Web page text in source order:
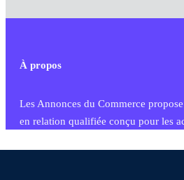
À propos
Les Annonces du Commerce
en relation qualifiée conçu pour les
commercial et les collectivités